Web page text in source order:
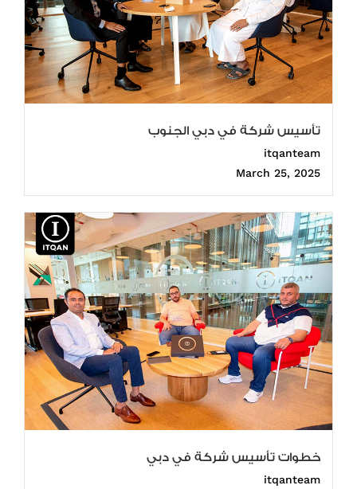
تأسيس شركة في دبي الجنوب
itqanteam
March 25, 2025
خطوات تأسيس شركة في دبي
itqanteam